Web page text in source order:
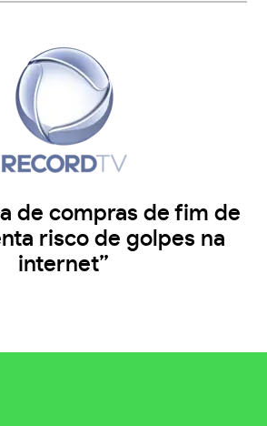
de compras de fim de
risco de golpes na
internet”